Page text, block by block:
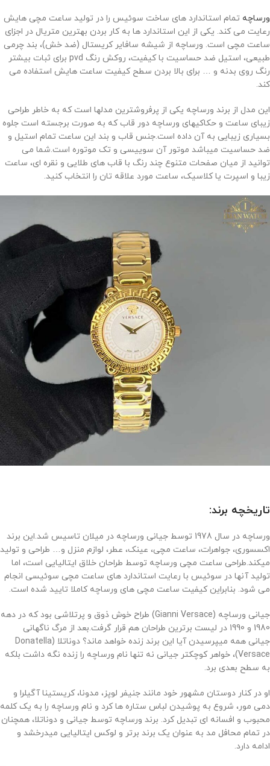
ورساچه تمام استاندارد های ساخت سوئیس را در تولید ساعت مچی هایش
رعایت می کند. یکی از این استاندارد ها به کار بردن بهترین متریال در اجزای
ساعت مچی است. ورساچه از شیشه سافایر کریستال (ضد خش)، بند چرمی
طبیعی، استیل ضد حساسیت با کیفیت، روکش رنگ pvd برای ثبات بیشتر
رنگ روی بدنه و … برای بالا بردن سطح کیفیت ساعت هایش استفاده می
کند.
این مدل از برند ورساچه یکی از پرفروشترین مدلها است که به خاطر طراحی
زیبای ساعت و حکاکیهای ورساچه دور قاب که به صورت برجسته است جلوه
بسیاری زیبایی به آن داده است.جنس قاب و بند این ساعت تمام استیل و
ضد حساسیت میباشد موتور آن سوییسی و تک موتوره است.شما می
توانید از میان صفحات متنوع چند رنگ با قاب های طلایی و نقره ای، ساعت
زیبا و اسپرت یا کلاسیک، ساعت مورد علاقه تان را انتخاب کنید.
تاریخچه برند:
ورساچه در سال 1978 توسط جیانی ورساچه در میلان تاسیس شد.این برند
اکسسوری، جواهرات، ساعت مچی، عینک، عطر، لوازم منزل و… طراحی و تولید
میکند.طراحی ساعت مچی ورساچه توسط طراحان خلاق ایتالیایی است، اما
تولید آنها در سوئیس با رعایت استاندارد های ساعت مچی سوئیسی انجام
می شود. بنابراین کیفیت ساعت مچی های ورساچه کاملا تایید شده است.
جیانی ورساچه (Gianni Versace) طراح خوش ذوق و پرتلاشی بود که در دهه
1980 و 1990 در لیست برترین طراحان هم قرار گرفت.بعد از مرگ ناگهانی
جیانی همه میپرسیدن آیا این برند زنده خواهد ماند؟ دوناتلا (Donatella
Versace)، خواهر کوچکتر جیانی نه تنها نام ورساچه را زنده نگه داشت بلکه
به سطح بعدی برد.
او در کنار دوستان مشهور خود مانند جنیفر لوپز، مدونا، کریستینا آگیلرا و
دمی مور، شروع به پوشیدن لباس ستاره ها کرد و نام ورساچه را به یک کلمه
محبوب و افسانه ای تبدیل کرد. برند ورساچه توسط جیانی و دوناتلا، همچنان
در تمام محافل مد به عنوان یک برند برتر و لوکس ایتالیایی میدرخشد و
ادامه دارد.